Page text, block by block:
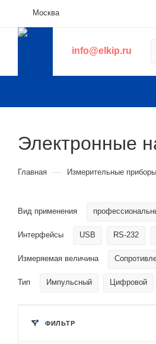
Москва
info@elkip.ru
Электронные
Главная — Измерительные приборы
Вид применения
Интерфейсы USB RS-232
Измеряемая величина
Тип Импульсный Цифровой
ФИЛЬТР